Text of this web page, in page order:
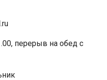
перерыв на обед с